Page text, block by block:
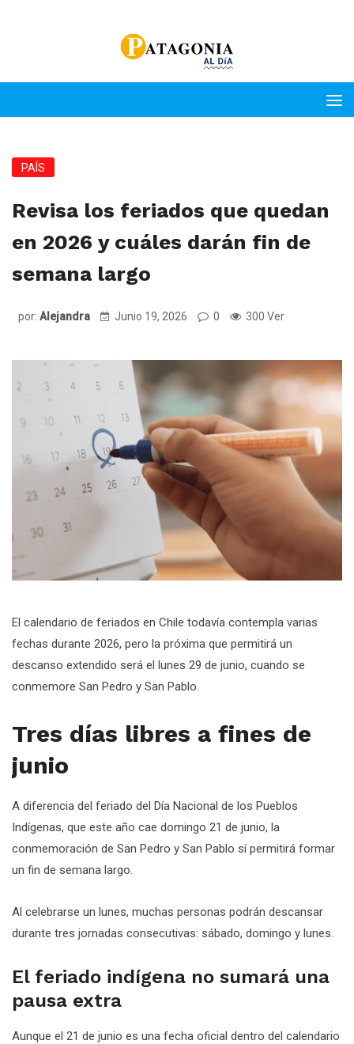
PAÍS
Revisa los feriados que quedan
en 2026 y cuáles darán fin de
semana largo
por: Alejandra Junio 19, 2026 0 300 Ver
El calendario de feriados en Chile todavía contempla varias
fechas durante 2026, pero la próxima que permitirá un
descanso extendido será el lunes 29 de junio, cuando se
conmemore San Pedro y San Pablo.
Tres días libres a fines de
junio
A diferencia del feriado del Día Nacional de los Pueblos
Indígenas, que este año cae domingo 21 de junio, la
conmemoración de San Pedro y San Pablo sí permitirá formar
un fin de semana largo.
Al celebrarse un lunes, muchas personas podrán descansar
durante tres jornadas consecutivas: sábado, domingo y lunes.
El feriado indígena no sumará una
pausa extra
Aunque el 21 de junio es una fecha oficial dentro del calendario